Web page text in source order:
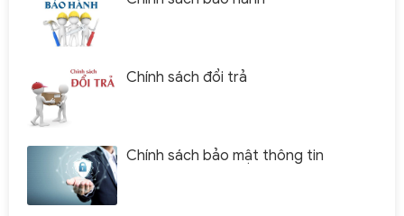
Chính sách đổi trả
Chính sách bảo mật thông tin